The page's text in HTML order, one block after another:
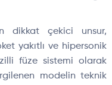
dikkat çekici unsur,
yakıtlı ve hipersonik
füze sistemi olarak
modelin teknik